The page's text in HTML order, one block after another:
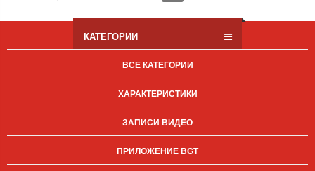
КАТЕГОРИИ
ВСЕ КАТЕГОРИИ
ХАРАКТЕРИСТИКИ
ЗАПИСИ ВИДЕО
ПРИЛОЖЕНИЕ BGT